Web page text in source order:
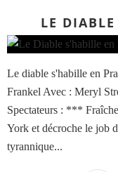
LE
Le diable s'habille en
Frankel Avec : Meryl
Spectateurs : ***
York et décroche le job
tyrannique...